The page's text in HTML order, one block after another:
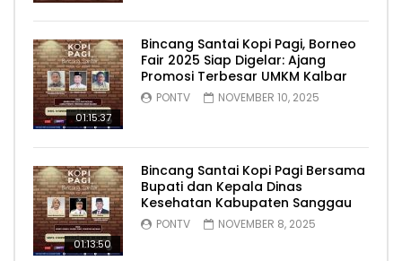
01:15:37
Bincang Santai Kopi Pagi, Borneo
Fair 2025 Siap Digelar: Ajang
Promosi Terbesar UMKM Kalbar
PONTV NOVEMBER 10, 2025
01:13:50
Bincang Santai Kopi Pagi Bersama
Bupati dan Kepala Dinas
Kesehatan Kabupaten Sanggau
PONTV NOVEMBER 8, 2025